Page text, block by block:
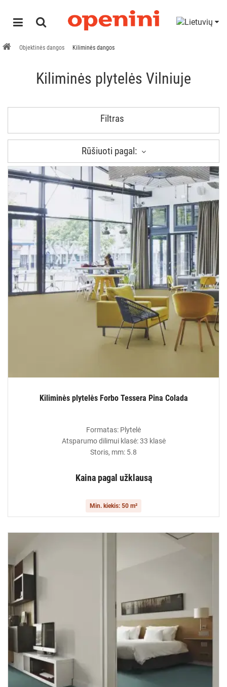
Objektinės dangos Kiliminės dangos
Kiliminės plytelės Vilniuje
Filtras
Rūšiuoti pagal:
Kiliminės plytelės Forbo Tessera Pina Colada
Formatas: Plytelė
Atsparumo dilimui klasė: 33 klasė
Storis, mm: 5.8
Kaina pagal užklausą
Min. kiekis: 50 m²